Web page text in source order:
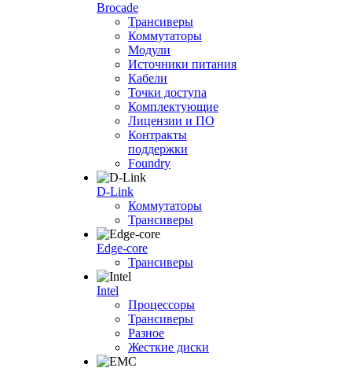
Brocade
Трансиверы
Коммутаторы
Модули
Источники питания
Кабели
Точки доступа
Комплектующие
Лицензии и ПО
Контракты
поддержки
Foundry
D-Link
Коммутаторы
Трансиверы
Edge-core
Трансиверы
Intel
Процессоры
Трансиверы
Разное
Жесткие диски